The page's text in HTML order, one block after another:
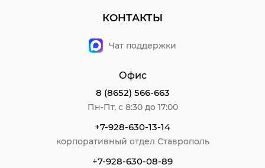
КОНТАКТЫ
Чат поддержки
Офис
8 (8652) 566-663
Пн-Пт, с 8:30 до 17:00
+7-928-630-13-14
корпоративный отдел Ставрополь
+7-928-630-08-89